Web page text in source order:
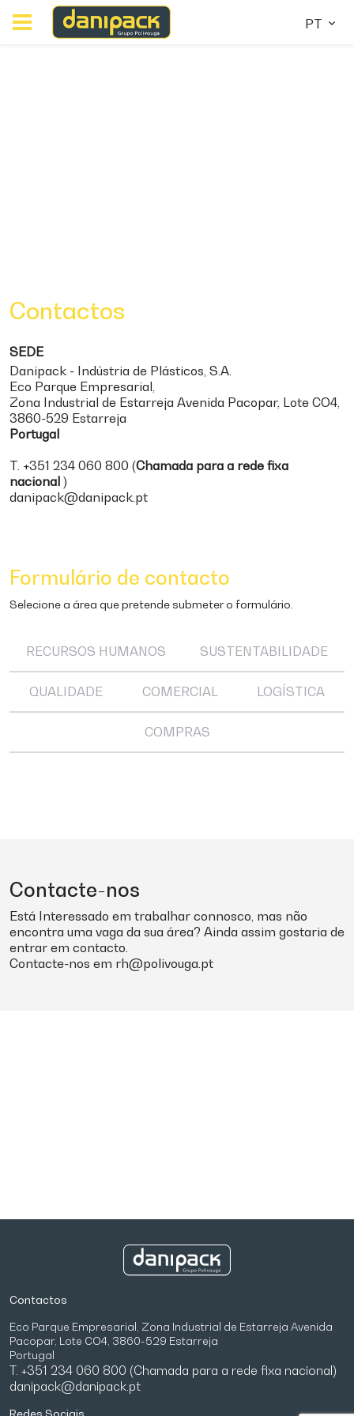
PT
Contactos
SEDE
Danipack - Indústria de Plásticos, S.A.
Eco Parque Empresarial,
Zona Industrial de Estarreja Avenida Pacopar, Lote CO4,
3860-529 Estarreja
Portugal
T. +351 234 060 800 (Chamada para a rede fixa
nacional )
danipack@danipack.pt
Formulário de contacto
Selecione a área que pretende submeter o formulário.
RECURSOS HUMANOS SUSTENTABILIDADE
QUALIDADE COMERCIAL LOGÍSTICA
COMPRAS
Contacte-nos
Está Interessado em trabalhar connosco, mas não
encontra uma vaga da sua área? Ainda assim gostaria de
entrar em contacto.
Contacte-nos em rh@polivouga.pt
Contactos
Eco Parque Empresarial, Zona Industrial de Estarreja Avenida
Pacopar, Lote CO4, 3860-529 Estarreja
Portugal
T. +351 234 060 800 (Chamada para a rede fixa nacional)
danipack@danipack.pt
Redes Sociais